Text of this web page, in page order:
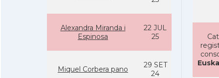
Alexandra Miranda i
Espinosa
22 JUL
25
Miquel Corbera pano
29 SET
24